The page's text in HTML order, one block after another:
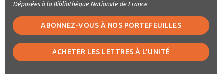
Déposées à la Bibliothèque Nationale de France
ABONNEZ-VOUS À NOS PORTEFEUILLES
ACHETER LES LETTRES À L'UNITÉ